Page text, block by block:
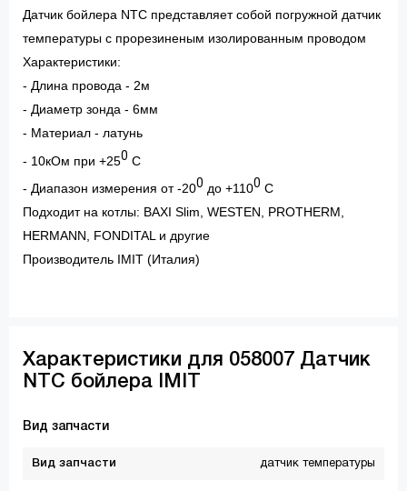
Датчик бойлера NTC представляет собой погружной датчик
температуры с прорезиненым изолированным проводом
Характеристики:
- Длина провода - 2м
- Диаметр зонда - 6мм
- Материал - латунь
- 10кОм при +250 С
- Диапазон измерения от -200 до +1100 С
Подходит на котлы: BAXI Slim, WESTEN, PROTHERM,
HERMANN, FONDITAL и другие
Производитель IMIT (Италия)
Характеристики для 058007 Датчик
NTC бойлера IMIT
Вид запчасти
Вид запчасти датчик температуры